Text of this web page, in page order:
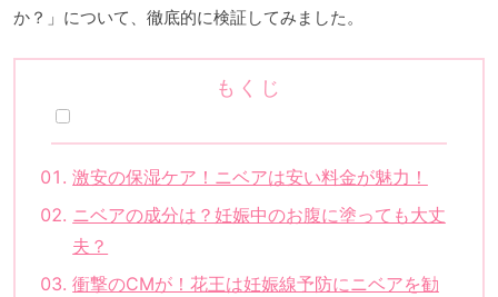
か？」について、徹底的に検証してみました。
もくじ
激安の保湿ケア！ニベアは安い料金が魅力！
ニベアの成分は？妊娠中のお腹に塗っても大丈
夫？
衝撃のCMが！花王は妊娠線予防にニベアを勧